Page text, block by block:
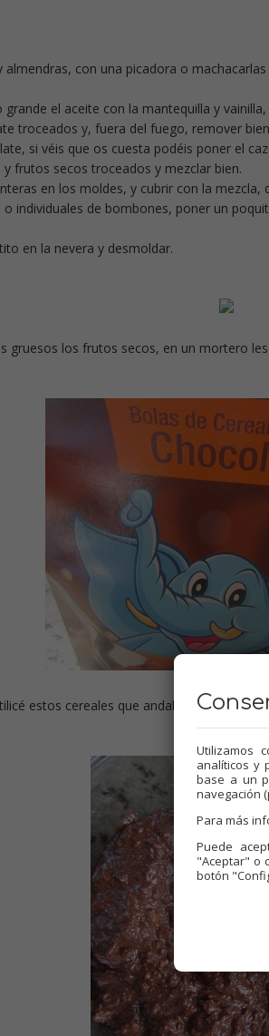
almendras, con una picadora o
grande el aceite con la mantequilla y
troceados y, fuera del fuego, remover
si véis que os cuesta podéis poner el
y frutos secos troceados y mezclar bien.
en los moldes, y cubrir con la
o individuales de bombones, poner un
en la nevera y desmoldar.
gruesos los frutos secos, en un mortero
estos cereales que andaban rodando
Utilizamos
analíticos y
base a un
navegación
Para más
Puede
"Aceptar" o
botón